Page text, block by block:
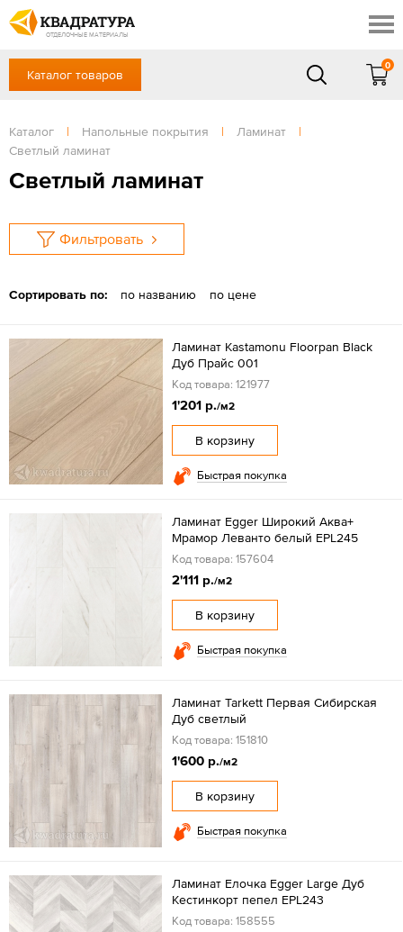
ОТДЕЛОЧНЫЕ МАТЕРИАЛЫ
Скидки
Контакты
Доставка и оплата
Готовые решения
Отзывы
+7 (863) 303-36-23
Сб, Вс — выходной
ЗАКАЗАТЬ ЗВОНОК
Вход / Регистрация
Каталог товаров
0
Каталог | Напольные покрытия | Ламинат
|
Светлый ламинат
Светлый ламинат
Фильтровать
Сортировать по: по названию по цене
Ламинат Kastamonu Floorpan Black
Дуб Прайс 001
Код товара: 121977
1'201 р./м2
В корзину
Быстрая покупка
Ламинат Egger Широкий Аква+
Мрамор Леванто белый EPL245
Код товара: 157604
2'111 р./м2
В корзину
Быстрая покупка
Ламинат Tarkett Первая Сибирская
Дуб светлый
Код товара: 151810
1'600 р./м2
В корзину
Быстрая покупка
Ламинат Елочка Egger Large Дуб
Кестинкорт пепел EPL243
Код товара: 158555